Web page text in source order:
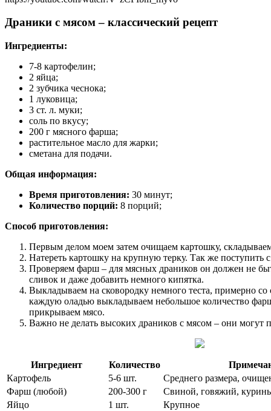
Драники с мясом – классический рецепт
Ингредиенты:
7-8 картофелин;
2 яйца;
2 зубчика чеснока;
1 луковица;
3 ст. л. муки;
соль по вкусу;
200 г мясного фарша;
растительное масло для жарки;
сметана для подачи.
Общая информация:
Время приготовления: 30 минут;
Количество порций: 8 порций;
Способ приготовления:
Первым делом моем затем очищаем картошку,
Натереть картошку на крупную терку. Так же поступить
Проверяем фарш – для мясных драников он должен не
сливок и даже добавить немного кипятка.
Выкладываем на сковородку немного теста, примерно
каждую оладью выкладываем небольшое количество
прикрываем мясо.
Важно не делать высоких драников с мясом – они могут
Ингредиент Количество
Картофель
5-6 шт.
Среднего размера,
Фарш (любой)
200-300 г
Свиной, говяжий,
Яйцо
1 шт.
Крупное